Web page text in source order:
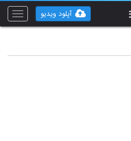
Toggle
آپلود ویدیو